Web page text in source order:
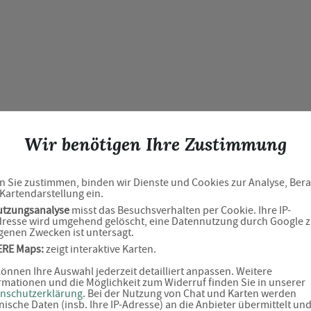
Wir benötigen Ihre Zustimmung
Sie zustimmen, binden wir Dienste und Cookies zur Analyse,
ein.
misst das Besuchsverhalten per Cookie. Ihre IP-
wird umgehend gelöscht, eine Datennutzung durch Google
Zwecken ist untersagt.
Maps:zeigt interaktive Karten.
Ihre Auswahl jederzeit detailliert anpassen. Weitere
und die Möglichkeit zum Widerruf finden Sie in unserer
. Bei der Nutzung von Chat und Karten werden
Daten (insb. Ihre IP-Adresse) an die Anbieter übermittelt und
Bitte geben Sie den Captcha Text ein
Captcha*